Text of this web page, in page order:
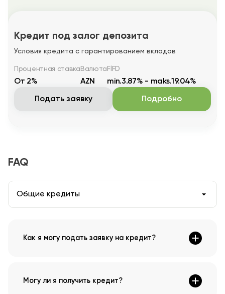
Кредит под залог депозита
Условия кредита с гарантированием вкладов
Процентная ставка
От 2%
Валюта
AZN
FİFD
min.3.87% - maks.19.04%
Подать заявку Подробно
FAQ
Как я могу подать заявку на кредит?
Могу ли я получить кредит?